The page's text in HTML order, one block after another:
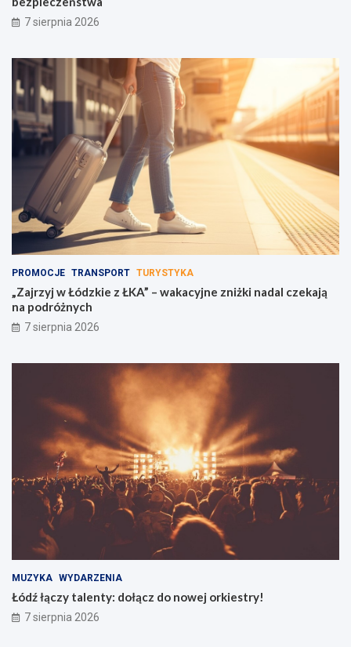
7 sierpnia 2026
PROMOCJE TRANSPORT TURYSTYKA
„Zajrzyj w Łódzkie z ŁKA” – wakacyjne zniżki nadal czekają
na podróżnych
7 sierpnia 2026
MUZYKA WYDARZENIA
Łódź łączy talenty: dołącz do nowej orkiestry!
7 sierpnia 2026